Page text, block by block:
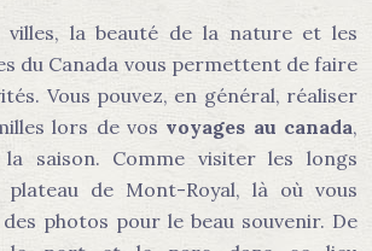
villes, la beauté de la nature et les
du Canada vous permettent de faire
Vous pouvez, en général, réaliser
lors de vos voyages au canada,
saison. Comme visiter les longs
de Mont-Royal, là où vous
photos pour le beau souvenir. De